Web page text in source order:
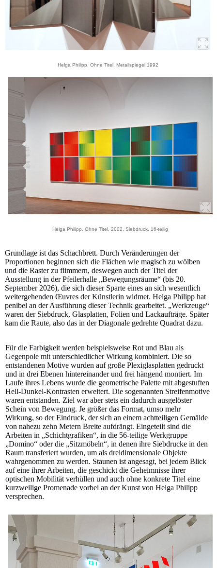
Helga Philipp, Ohne Titel, Metallspiegel 1992
Helga Philipp, Ohne Titel, 2002, Siebdruck, 16-teilig
Grundlage ist das Schachbrett. Durch Veränderungen der
Proportionen beginnen sich die Flächen wie magisch zu wölben
und die Raster zu flimmern, deswegen auch der Titel der
Ausstellung in der Pfeilerhalle „Bewegungsräume“ (bis 20.
September 2026), die sich dieser Sparte eines an sich wesentlich
weitergehenden Œuvres der Künstlerin widmet. Helga Philipp hat
penibel an der Ausführung dieser Technik gearbeitet. „Werkzeuge“
waren der Siebdruck, Glasplatten, Folien und Lackaufträge. Später
kam die Raute, also das in der Diagonale gedrehte Quadrat dazu.
Für die Farbigkeit werden beispielsweise Rot und Blau als
Gegenpole mit unterschiedlicher Wirkung kombiniert. Die so
entstandenen Motive wurden auf große Plexiglasplatten gedruckt
und in drei Ebenen hintereinander und frei hängend montiert. Im
Laufe ihres Lebens wurde die geometrische Palette mit abgestuften
Hell-Dunkel-Kontrasten erweitert. Die sogenannten Streifenmotive
waren entstanden. Ziel war aber stets ein dadurch ausgelöster
Schein von Bewegung. Je größer das Format, umso mehr
Wirkung, so der Eindruck, der sich an einem achtteiligen Gemälde
von nahezu zehn Metern Breite aufdrängt. Eingeteilt sind die
Arbeiten in „Schichtgrafiken“, in die 56-teilige Werkgruppe
„Domino“ oder die „Sitzmöbeln“, in denen ihre Siebdrucke in den
Raum transferiert wurden, um als dreidimensionale Objekte
wahrgenommen zu werden. Staunen ist angesagt, bei jedem Blick
auf eine ihrer Arbeiten, die geschickt die Geheimnisse ihrer
optischen Mobilität verhüllen und auch ohne konkrete Titel eine
kurzweilige Promenade vorbei an der Kunst von Helga Philipp
versprechen.